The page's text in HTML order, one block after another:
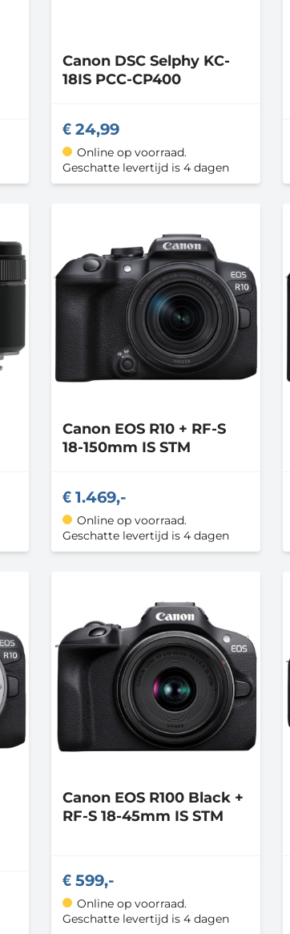
Canon DSC Selphy KC-
18IS PCC-CP400
24,99
Online op voorraad.
Geschatte levertijd is 4 dagen
Canon EOS R10 + RF-S
18-150mm IS STM
1.469,-
Online op voorraad.
Geschatte levertijd is 4 dagen
Canon EOS R100 Black +
RF-S 18-45mm IS STM
599,-
Online op voorraad.
Geschatte levertijd is 4 dagen